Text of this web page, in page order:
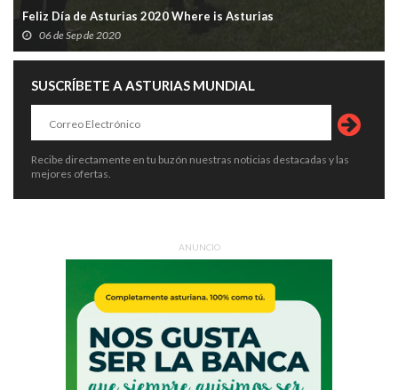
Feliz Día de Asturias 2020 Where is Asturias
06 de Sep de 2020
SUSCRÍBETE A ASTURIAS MUNDIAL
Recibe directamente en tu buzón nuestras noticias destacadas y las
mejores ofertas.
ANUNCIO